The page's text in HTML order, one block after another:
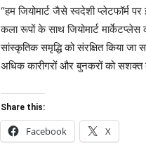
“हम जियोमार्ट जैसे स्वदेशी प्लेटफॉर्म
कला रूपों के साथ जियोमार्ट मार्केटप्लेस
सांस्कृतिक समृद्धि को संरक्षित किया
अधिक कारीगरों और बुनकरों को सशक्त
Share this:
Facebook X